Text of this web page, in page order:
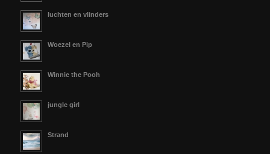
luchten en vlinders
Woezel en Pip
Winnie the Pooh
jungle girl
Strand